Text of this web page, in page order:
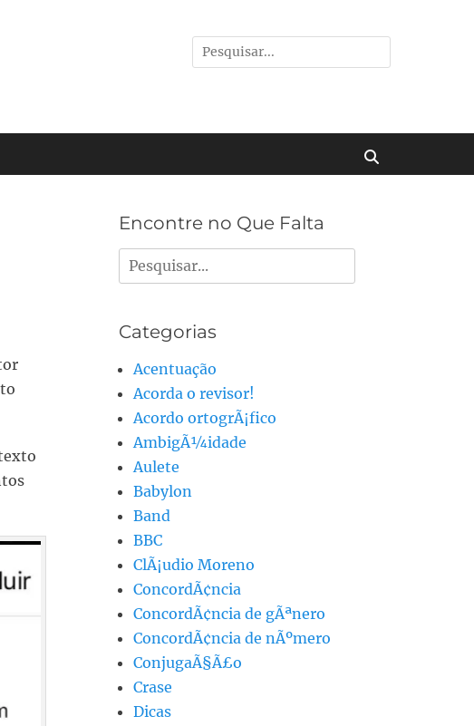
Pesquisar
por:
Encontre no Que Falta
Pesquisar
por:
Categorias
Acentuação
Acorda o revisor!
Acordo ortogrÃ¡fico
AmbigÃ¼idade
Aulete
Babylon
Band
BBC
ClÃ¡udio Moreno
ConcordÃ¢ncia
ConcordÃ¢ncia de gÃªnero
ConcordÃ¢ncia de nÃºmero
ConjugaÃ§Ã£o
Crase
Dicas